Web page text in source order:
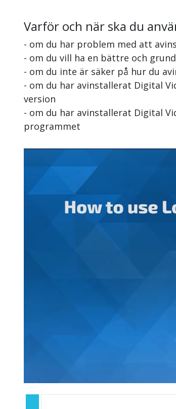
Varför och när ska du
- om du har problem med att
- om du vill ha en bättre och
- om du inte är säker på hur du
- om du har avinstallerat Digital
version
- om du har avinstallerat Digital
programmet